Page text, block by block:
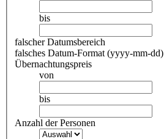
bis
falscher Datumsbereich
falsches Datum-Format (yyyy-mm-dd)
Übernachtungspreis
von
bis
Anzahl der Personen